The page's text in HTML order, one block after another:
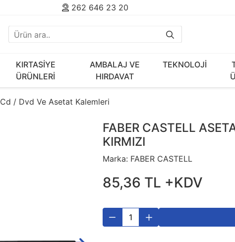
262 646 23 20
KIRTASİYE
ÜRÜNLERİ
AMBALAJ VE
HIRDAVAT
TEKNOLOJİ
Cd / Dvd Ve Asetat Kalemleri
FABER CASTELL
KIRMIZI
Marka: FABER CASTELL
85,36 TL +KDV